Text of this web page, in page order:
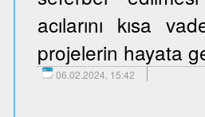
acılarını kısa
projelerin hayata
06.02.2024, 15:42